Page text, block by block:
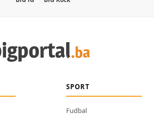
SPORT
Fudbal